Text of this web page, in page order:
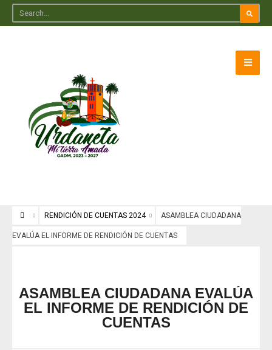
RENDICIÓN DE CUENTAS 2024 ASAMBLEA CIUDADANA
EVALÚA EL INFORME DE RENDICIÓN DE CUENTAS
ASAMBLEA CIUDADANA EVALÚA
EL INFORME DE RENDICIÓN DE
CUENTAS